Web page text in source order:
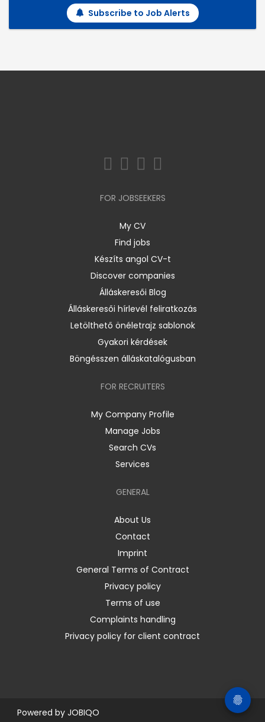
Subscribe to Job Alerts
FOR JOBSEEKERS
My CV
Find jobs
Készíts angol CV-t
Discover companies
Álláskeresői Blog
Álláskeresői hírlevél feliratkozás
Letölthető önéletrajz sablonok
Gyakori kérdések
Böngésszen álláskatalógusban
FOR RECRUITERS
My Company Profile
Manage Jobs
Search CVs
Services
GENERAL
About Us
Contact
Imprint
General Terms of Contract
Privacy policy
Terms of use
Complaints handling
Privacy policy for client contract
Powered by JOBIQO